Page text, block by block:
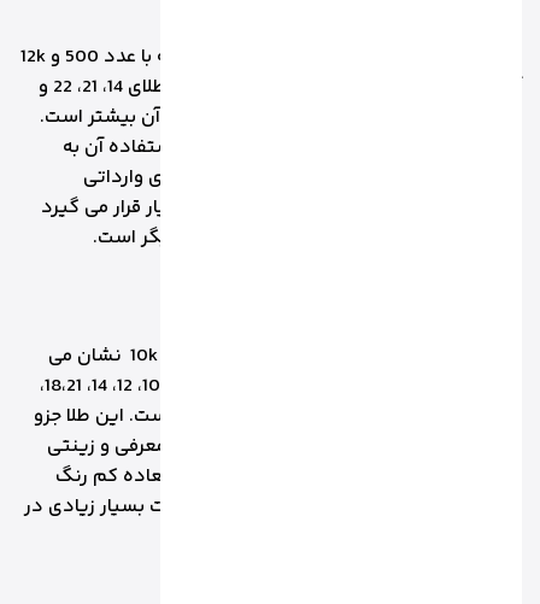
طلا با عیار 12 با درصد خلوص 50 درصد است که با عدد 500 و 12k
آن را نمایش می دهند. این نوع طلا نسبت به طلای 14، 21، 22 و
24 عیار درصد خلوص کم تری دارد اما مقاومت آن بیشتر است.
این عیار طلا در بازار ایران اصلا رایج نیست و استفاده آن به
صورت کاملا مصرفی است که آن در برخی طلاهای وارداتی
مشاهده می شود. این عیار در مرز طلای کم عیار قرار می گیرد
چرا که نصف آن طلاست و نصف آن آلیاژهای دیگر است.
طلا با عیار 10 درصد خلوص 41.7 دارد که با عدد 10k نشان می
دهد که درصد خلوص کم تری نسبت به طلای 10، 12، 14، 18،21،
22و 24 عیار دارد اما مقاومت آن بسیار بیشتر است. این طلا جزو
کم عیارترین محسوب می شود و بیشتر جنبه معرفی و زینتی
دارد تا جنبه سرمایه گذاری. رنگ آن زرد فوق العاده کم رنگ
است و نکته قابل توجه این است که افت قیمت بسیار زیادی در